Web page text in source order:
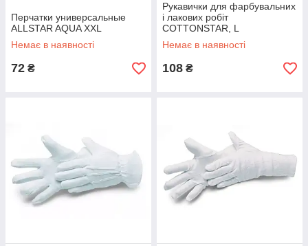
Перчатки универсальные
ALLSTAR AQUA XXL
Немає в наявності
72 ₴
Рукавички для фарбувальних
і лакових робіт
COTTONSTAR, L
Немає в наявності
108 ₴